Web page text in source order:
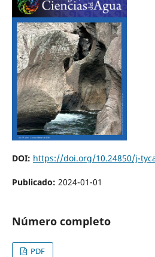
DOI: https://doi.org/10.24850/j-
Publicado: 2024-01-01
Número completo
PDF